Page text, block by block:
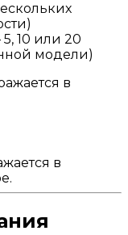
10 или 20
модели)
в
в